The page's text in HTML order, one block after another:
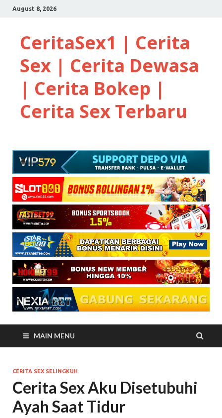
August 8, 2026
CeritaSex1 | Cerita
Sex | Cerita Dewasa
| Cerita Bokep |
Cerita Sex Terbaru
MAIN MENU
CERITA SEX SELINGKUH
Cerita Sex Aku Disetubuhi
Ayah Saat Tidur